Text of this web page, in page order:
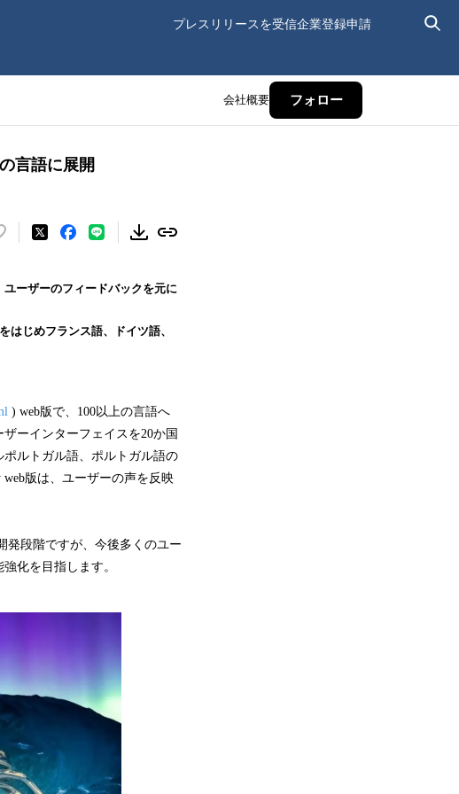
プレスリリースを受信企業登録申請
会社概要 フォロー
言語に展開
中
ーザーのフィードバックを元に
じめフランス語、ドイツ語、
) web版で、100以上の言語へ
ーインターフェイスを20か国
ルトガル語、ポルトガル語の
版は、ユーザーの声を反映
発段階ですが、今後多くのユー
化を目指します。